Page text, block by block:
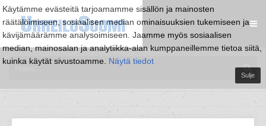
Käytämme evästeitä tarjoamamme sisällön ja mainosten
räätälöimiseen, sosiaalisen median ominaisuuksien tukemiseen ja
kävijämäärämme analysoimiseen. Jaamme myös sosiaalisen
median, mainosalan ja analytiikka-alan kumppaneillemme tietoa siitä,
kuinka käytät sivustoamme. Näytä tiedot
Sulje